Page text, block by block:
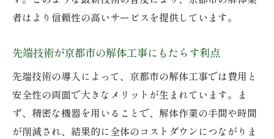
解体業者選びで重視したい環境配慮の視点
ル
環境負荷を下げる京都市の解体技術最前線
解体工事の費用を最適化する最新の視点
京都市の解体業者が提示する費用透明化の
者はより信頼性の高いサービスを提供しています。
先端技術が京都市の解体工事にもたらす利点
先端技術の導入によって、京都市の解体工事では費用と
安全性の両面で大きなメリットが生まれています。ま
ず、精密な機器を用いることで、解体作業の手間や時間
が削減され、結果的に全体のコストダウンにつながりま